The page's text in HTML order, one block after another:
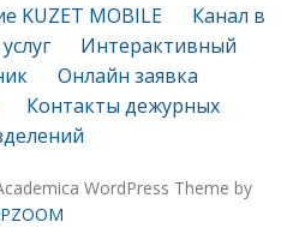
KUZET MOBILE
Канал в
Интерактивный
Онлайн заявка
Контакты дежурных
WordPress Theme by